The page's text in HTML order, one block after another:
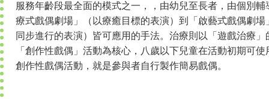
服務年齡段最全面的模式之一，，由幼兒至長者，由個別
療式戲偶劇場」（以療癒目標的表演）到「啟藝式戲偶劇
同步進行的表演）皆可應用的手法。治療則以「遊戲治療
「創作性戲偶」活動為核心，八歲以下兒童在活動初期可
創作性戲偶活動，就是參與者自行製作簡易戲偶。